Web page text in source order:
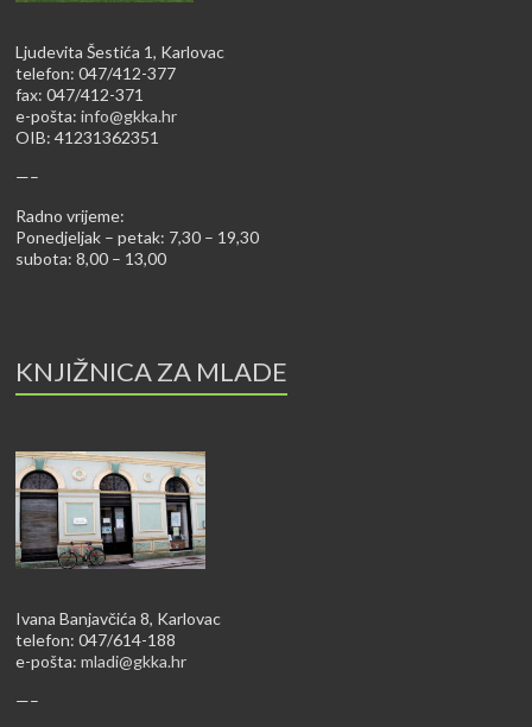
Ljudevita Šestića 1, Karlovac
telefon: 047/412-377
fax: 047/412-371
e-pošta:info@gkka.hr
OIB: 41231362351
—–
Radno vrijeme:
Ponedjeljak – petak: 7,30 – 19,30
subota: 8,00 – 13,00
KNJIŽNICA ZA MLADE
Ivana Banjavčića 8, Karlovac
telefon: 047/614-188
e-pošta:mladi@gkka.hr
—–